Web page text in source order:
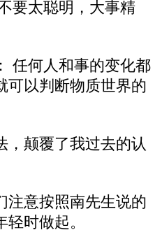
要太聪明，大事精
任何人和事的变化都
可以判断物质世界的
，颠覆了我过去的认
注意按照南先生说的
时做起。